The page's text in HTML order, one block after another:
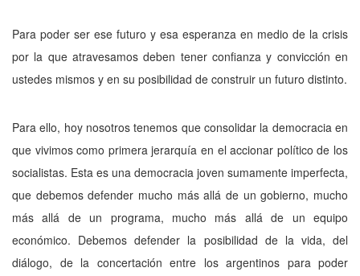
Para poder ser ese futuro y esa esperan­za en medio de la crisis
por la que atravesamos deben tener confianza y convicción en
ustedes mismos y en su posibilidad de construir un fu­turo distinto.
Para ello, hoy nosotros tenemos que consolidar la democracia en
que vivimos como primera jerarquía en el accionar político de los
socialistas. Esta es una democracia joven sumamente imperfecta,
que debemos defender mucho más allá de un gobierno, mucho
más allá de un programa, mucho más allá de un equipo
económico. Debemos defender la posi­bilidad de la vida, del
diálogo, de la concertación entre los argentinos para poder